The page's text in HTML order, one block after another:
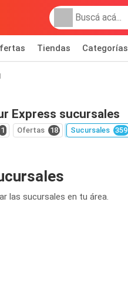
Tiendas Categorías
I
Express sucursales
1 Ofertas 18 Sucursales 359
las sucursales en tu área.